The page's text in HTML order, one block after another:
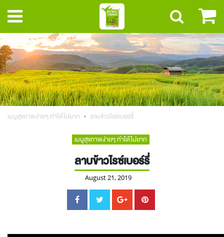
เมนูสุขภาพง่ายๆ ทำได้ไม่ยาก ลาบข้าวไรซ์เบอร์รี่
เมนูสุขภาพง่ายๆ ทำได้ไม่ยาก
ลาบข้าวไรซ์เบอร์รี่
August 21, 2019